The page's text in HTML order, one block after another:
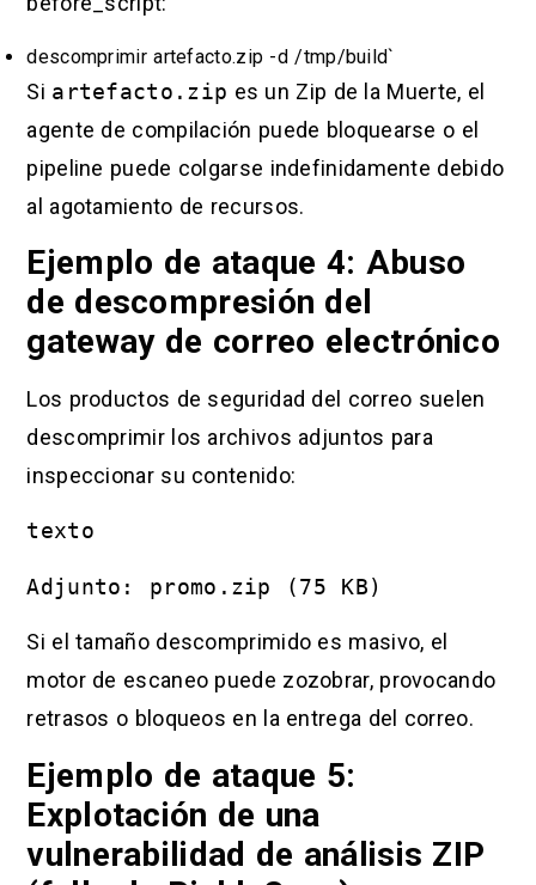
descomprimir artefacto.zip -d /tmp/build`
Si artefacto.zip es un Zip de la Muerte, el
agente de compilación puede bloquearse o el
pipeline puede colgarse indefinidamente debido
al agotamiento de recursos.
Ejemplo de ataque 4: Abuso
de descompresión del
gateway de correo electrónico
Los productos de seguridad del correo suelen
descomprimir los archivos adjuntos para
inspeccionar su contenido:
texto
Adjunto: promo.zip (75 KB)
Si el tamaño descomprimido es masivo, el
motor de escaneo puede zozobrar, provocando
retrasos o bloqueos en la entrega del correo.
Ejemplo de ataque 5:
Explotación de una
vulnerabilidad de análisis ZIP